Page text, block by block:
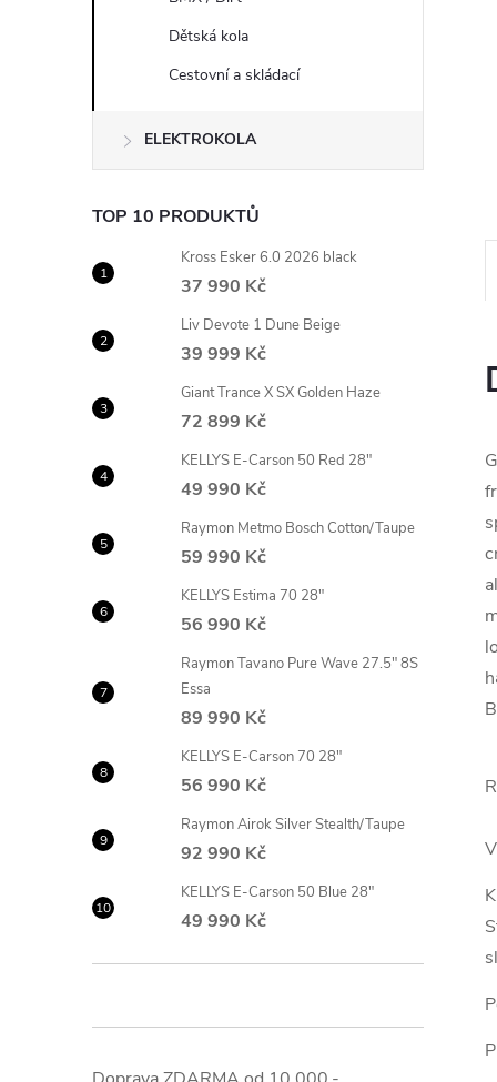
n
e
l
Dětská kola
Cestovní a skládací
ELEKTROKOLA
TOP 10 PRODUKTŮ
Kross Esker 6.0 2026 black
37 990 Kč
Liv Devote 1 Dune Beige
39 999 Kč
Giant Trance X SX Golden Haze
72 899 Kč
KELLYS E-Carson 50 Red 28"
49 990 Kč
Raymon Metmo Bosch Cotton/Taupe
59 990 Kč
KELLYS Estima 70 28"
56 990 Kč
Raymon Tavano Pure Wave 27.5" 8S
Essa
89 990 Kč
KELLYS E-Carson 70 28"
56 990 Kč
Raymon Airok Silver Stealth/Taupe
92 990 Kč
KELLYS E-Carson 50 Blue 28"
49 990 Kč